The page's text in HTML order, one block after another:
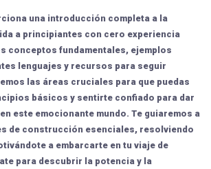
una introducción completa a la
a principiantes con cero experiencia
conceptos fundamentales, ejemplos
lenguajes y recursos para seguir
las áreas cruciales para que puedas
básicos y sentirte confiado para dar
este emocionante mundo. Te guiaremos a
de construcción esenciales, resolviendo
a embarcarte en tu viaje de
para descubrir la potencia y la